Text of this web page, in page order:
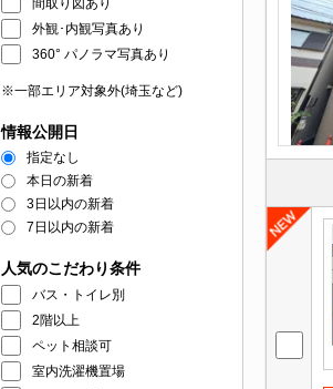
間取り図あり
外観･内観写真あり
360° パノラマ写真あり
※一部エリア対象外(埼玉など)
情報公開日
指定なし
本日の新着
3日以内の新着
7日以内の新着
人気のこだわり条件
バス・トイレ別
2階以上
ペット相談可
室内洗濯機置場